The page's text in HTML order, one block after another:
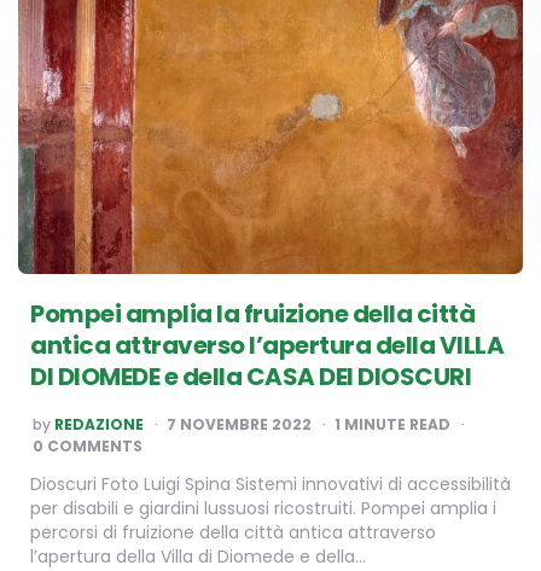
Pompei amplia la fruizione della città
antica attraverso l’apertura della VILLA
DI DIOMEDE e della CASA DEI DIOSCURI
POSTED
BY
by REDAZIONE 7 NOVEMBRE 2022 1 MINUTE READ
0 COMMENTS
Dioscuri Foto Luigi Spina Sistemi innovativi di accessibilità
per disabili e giardini lussuosi ricostruiti. Pompei amplia i
percorsi di fruizione della città antica attraverso
l’apertura della Villa di Diomede e della…